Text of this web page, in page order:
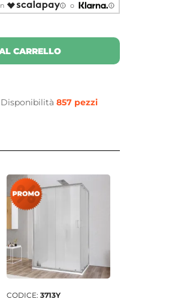
o
CARRELLO
Disponibilità 857 pezzi
CODICE: 3713Y